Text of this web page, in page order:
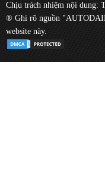
Chịu trách nhiệm nội dung:
® Ghi rõ nguồn
website này.